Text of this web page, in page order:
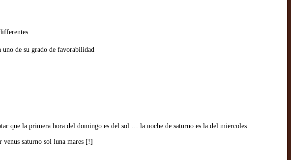
de su grado de favorabilidad
que la primera hora del domingo es del sol … la noche de saturno es la del miercoles
saturno sol luna mares [!]